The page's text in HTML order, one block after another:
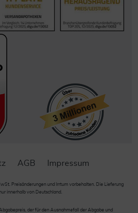
AGB Impressum
Preisänderungen und Irrtum vorbehalten. Die Lieferung
innerhalb von Deutschland.
der für den Ausnahmefall der Abgabe und